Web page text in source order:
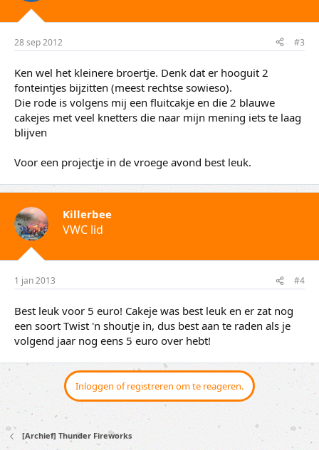
28 sep 2012 #3
Ken wel het kleinere broertje. Denk dat er hooguit 2
fonteintjes bijzitten (meest rechtse sowieso).
Die rode is volgens mij een fluitcakje en die 2 blauwe
cakejes met veel knetters die naar mijn mening iets te laag
blijven
Voor een projectje in de vroege avond best leuk.
Killerbee
VWC lid
1 jan 2013 #4
Best leuk voor 5 euro! Cakeje was best leuk en er zat nog
een soort Twist 'n shoutje in, dus best aan te raden als je
volgend jaar nog eens 5 euro over hebt!
Inloggen of registreren om te reageren.
[Archief] Thunder Fireworks